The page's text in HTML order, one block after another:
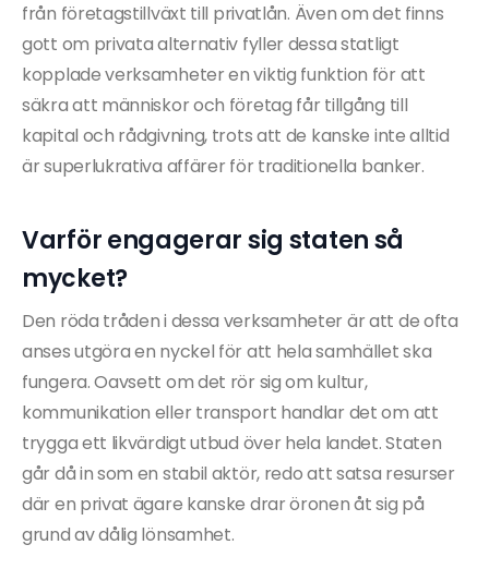
från företagstillväxt till privatlån. Även om det finns
gott om privata alternativ fyller dessa statligt
kopplade verksamheter en viktig funktion för att
säkra att människor och företag får tillgång till
kapital och rådgivning, trots att de kanske inte alltid
är superlukrativa affärer för traditionella banker.
Varför engagerar sig staten så
mycket?
Den röda tråden i dessa verksamheter är att de ofta
anses utgöra en nyckel för att hela samhället ska
fungera. Oavsett om det rör sig om kultur,
kommunikation eller transport handlar det om att
trygga ett likvärdigt utbud över hela landet. Staten
går då in som en stabil aktör, redo att satsa resurser
där en privat ägare kanske drar öronen åt sig på
grund av dålig lönsamhet.